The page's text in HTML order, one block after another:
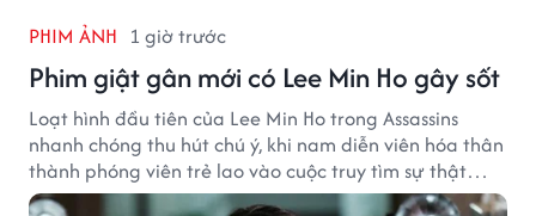
PHIM ẢNH 1 giờ trước
Phim giật gân mới có Lee Min Ho gây sốt
Loạt hình đầu tiên của Lee Min Ho trong Assassins
nhanh chóng thu hút chú ý, khi nam diễn viên hóa thân
thành phóng viên trẻ lao vào cuộc truy tìm sự thật
phía sau một vụ ám sát gây chấn động Hàn Quốc.